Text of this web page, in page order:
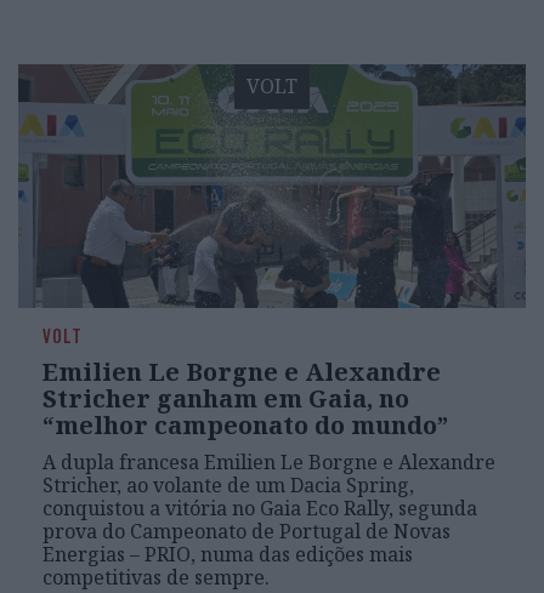
VOLT
VOLT
Emilien Le Borgne e Alexandre
Stricher ganham em Gaia, no
“melhor campeonato do mundo”
A dupla francesa Emilien Le Borgne e Alexandre
Stricher, ao volante de um Dacia Spring,
conquistou a vitória no Gaia Eco Rally, segunda
prova do Campeonato de Portugal de Novas
Energias – PRIO, numa das edições mais
competitivas de sempre.